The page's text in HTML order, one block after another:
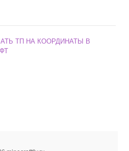
ТП НА КООРДИНАТЫ В